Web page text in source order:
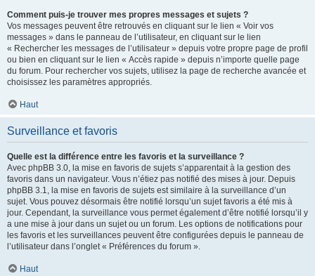
Comment puis-je trouver mes propres messages et sujets ?
Vos messages peuvent être retrouvés en cliquant sur le lien « Voir vos
messages » dans le panneau de l’utilisateur, en cliquant sur le lien
« Rechercher les messages de l’utilisateur » depuis votre propre page de profil
ou bien en cliquant sur le lien « Accès rapide » depuis n’importe quelle page
du forum. Pour rechercher vos sujets, utilisez la page de recherche avancée et
choisissez les paramètres appropriés.
Haut
Surveillance et favoris
Quelle est la différence entre les favoris et la surveillance ?
Avec phpBB 3.0, la mise en favoris de sujets s’apparentait à la gestion des
favoris dans un navigateur. Vous n’étiez pas notifié des mises à jour. Depuis
phpBB 3.1, la mise en favoris de sujets est similaire à la surveillance d’un
sujet. Vous pouvez désormais être notifié lorsqu’un sujet favoris a été mis à
jour. Cependant, la surveillance vous permet également d’être notifié lorsqu’il y
a une mise à jour dans un sujet ou un forum. Les options de notifications pour
les favoris et les surveillances peuvent être configurées depuis le panneau de
l’utilisateur dans l’onglet « Préférences du forum ».
Haut